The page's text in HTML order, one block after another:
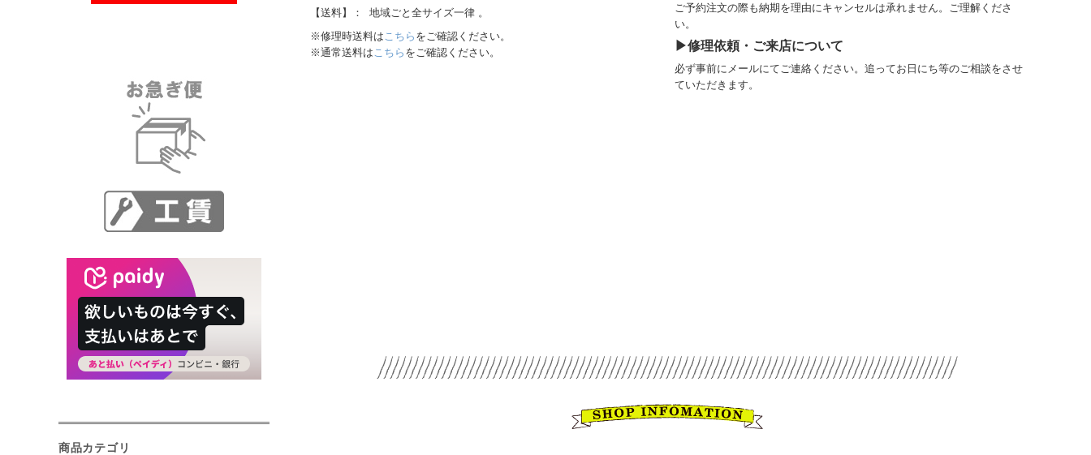
【送料】： 地域ごと全サイズ一律 。
※修理時送料は こちら をご確認ください。
※通常送料は こちら をご確認ください。
ご予約注文の際も納期を理由にキャンセルは承れません。ご理解くださ
い。
▶修理依頼・ご来店について
必ず事前にメールにてご連絡ください。 追ってお日にち等のご相談をさせ
ていただきます。
商品カテゴリ